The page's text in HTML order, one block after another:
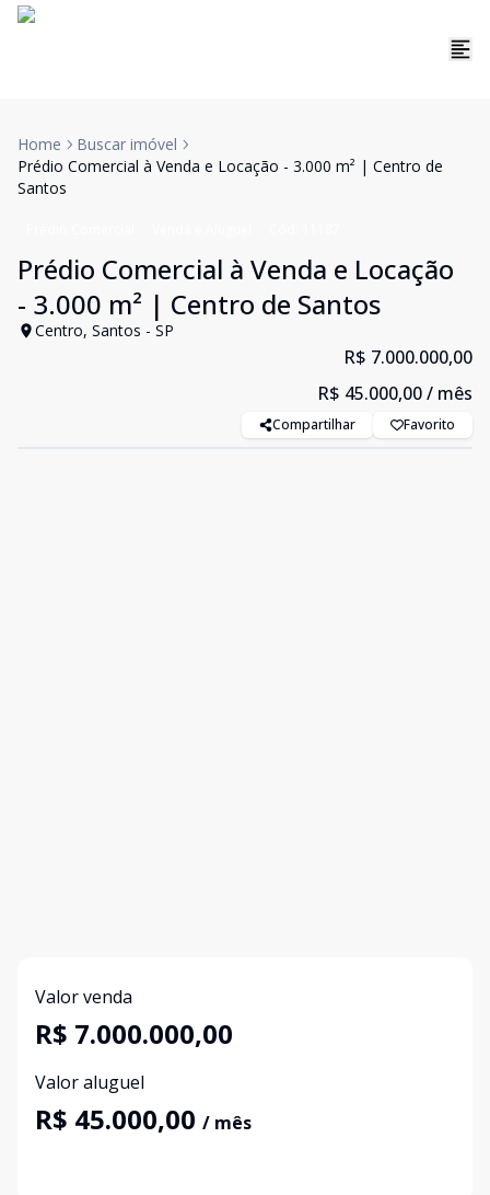
Home
Buscar imóvel
Prédio Comercial à Venda e Locação - 3.000 m² | Centro de
Santos
Prédio Comercial à Venda e Locação
- 3.000 m² | Centro de Santos
Centro, Santos - SP
R$ 7.000.000,00
R$ 45.000,00/ mês
Compartilhar Favorito
Valor venda
R$ 7.000.000,00
Valor aluguel
R$ 45.000,00 / mês